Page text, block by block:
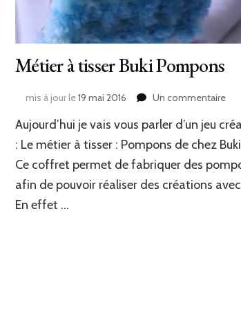
Métier à tisser Buki Pompons
mis à jour le19 mai 2016 Un commentairesur
à
Aujourd’hui je vais vous parler d’un jeu
: Le métier à tisser : Pompons de chez Buki
Ce coffret permet de fabriquer des
afin de pouvoir réaliser des créations
En effet …